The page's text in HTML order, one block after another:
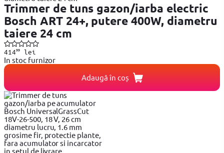
Trimmer de tuns gazon/iarba electric
Bosch ART 24+, putere 400W, diametru
taiere 24 cm
41499lei
In stoc furnizor
Adaugă în coș